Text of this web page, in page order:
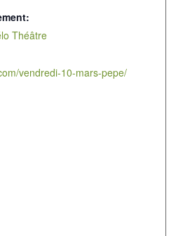
Théâtre
vendredi-10-mars-pepe/